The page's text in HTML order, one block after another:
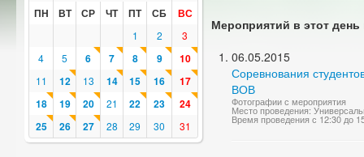
ПН ВТ СР ЧТ ПТ СБ ВС
1 2
3
4
5 6 7 8 9 10
11 12 13 14 15 16
17
18
19 20 21 22 23
24
25
26 27 28 29 30 31
Мероприятий в этот день
06.05.2015
Соревнования
ВОВ
Фотографии с мероприятия
Место проведения:
Время проведения с 12:30 до